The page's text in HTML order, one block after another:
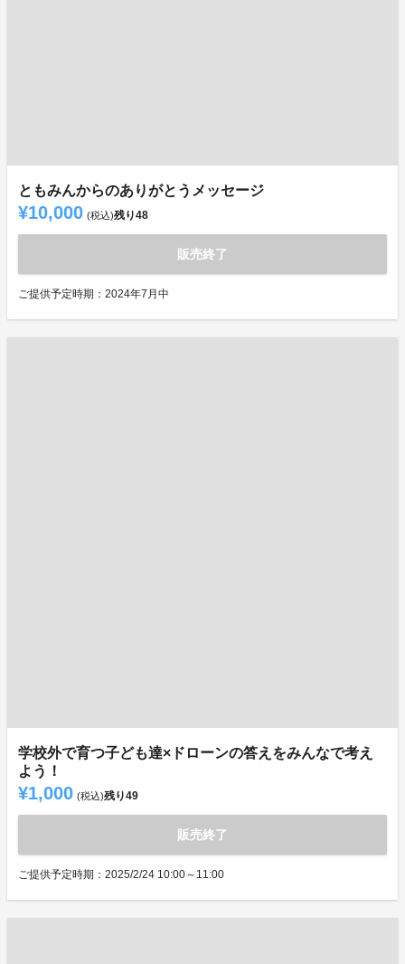
ともみんからのありがとうメッセージ
¥10,000 (税込)残り48
販売終了
ご提供予定時期：2024年7月中
学校外で育つ子ども達×ドローンの答えをみんなで考え
よう！
¥1,000 (税込)残り49
販売終了
ご提供予定時期：2025/2/24 10:00～11:00